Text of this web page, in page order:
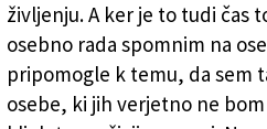
življenju. A ker je to tudi čas
osebno rada spomnim na
pripomogle k temu, da sem
osebe, ki jih verjetno ne